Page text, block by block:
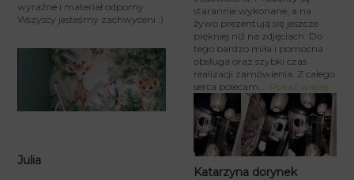
wyraźne i materiał odporny.
Wszyscy jesteśmy zachwyceni :)
Julia
starannie wykonane, a na
żywo prezentują się jeszcze
piękniej niż na zdjęciach. Do
tego bardzo miła i pomocna
obsługa oraz szybki czas
realizacji zamówienia. Z całego
serca polecam
Pokaż więcej
Katarzyna dorynek